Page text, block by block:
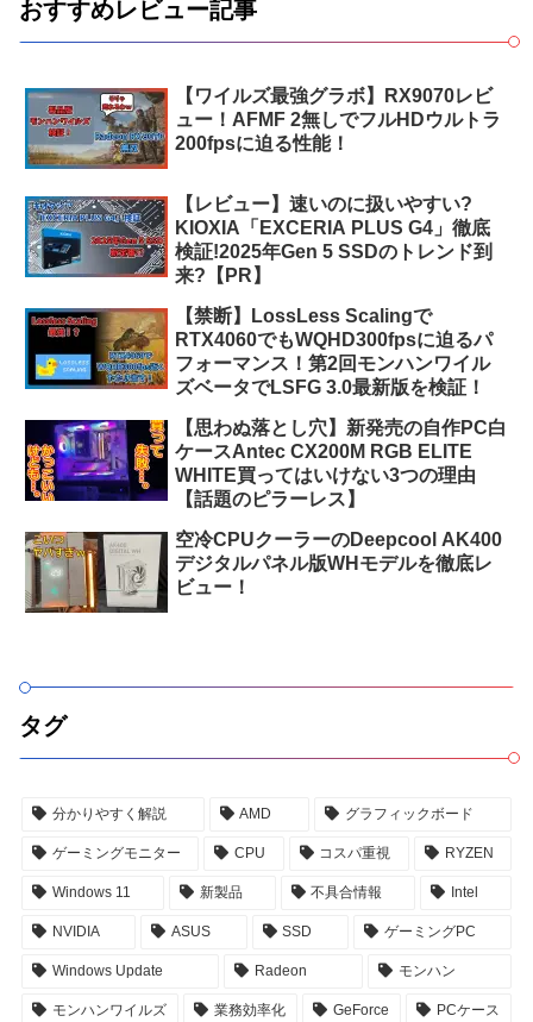
おすすめレビュー記事
【ワイルズ最強グラボ】RX9070レビ
ュー！AFMF 2無しでフルHDウルトラ
200fpsに迫る性能！
【レビュー】速いのに扱いやすい?
KIOXIA「EXCERIA PLUS G4」徹底
検証!2025年Gen 5 SSDのトレンド到
来?【PR】
【禁断】LossLess Scalingで
RTX4060でもWQHD300fpsに迫るパ
フォーマンス！第2回モンハンワイル
ズベータでLSFG 3.0最新版を検証！
【思わぬ落とし穴】新発売の自作PC白
ケースAntec CX200M RGB ELITE
WHITE買ってはいけない3つの理由
【話題のピラーレス】
空冷CPUクーラーのDeepcool AK400
デジタルパネル版WHモデルを徹底レ
ビュー！
タグ
分かりやすく解説 AMD グラフィックボード
ゲーミングモニター CPU コスパ重視 RYZEN
Windows 11 新製品 不具合情報 Intel
NVIDIA ASUS SSD ゲーミングPC
Windows Update Radeon モンハン
モンハンワイルズ 業務効率化 GeForce PCケース